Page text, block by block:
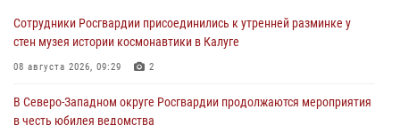
Сотрудники Росгвардии присоединились к утренней разминке у
стен музея истории космонавтики в Калуге
08 августа 2026, 09:29 2
В Северо-Западном округе Росгвардии продолжаются мероприятия
в честь юбилея ведомства